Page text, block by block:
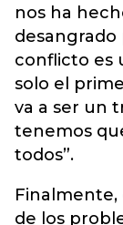
nos ha
desangrado
conflicto es
solo el
va a ser un
tenemos
todos”.
de los